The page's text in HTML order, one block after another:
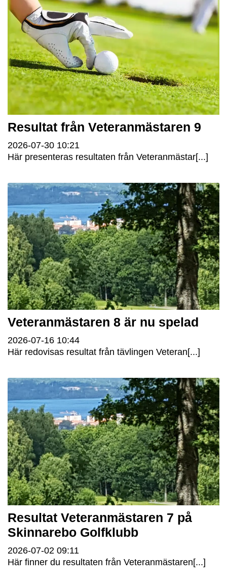
Resultat från Veteranmästaren 9
2026-07-30 10:21
Här presenteras resultaten från Veteranmästar[...]
Veteranmästaren 8 är nu spelad
2026-07-16 10:44
Här redovisas resultat från tävlingen Veteran[...]
Resultat Veteranmästaren 7 på
Skinnarebo Golfklubb
2026-07-02 09:11
Här finner du resultaten från Veteranmästaren[...]